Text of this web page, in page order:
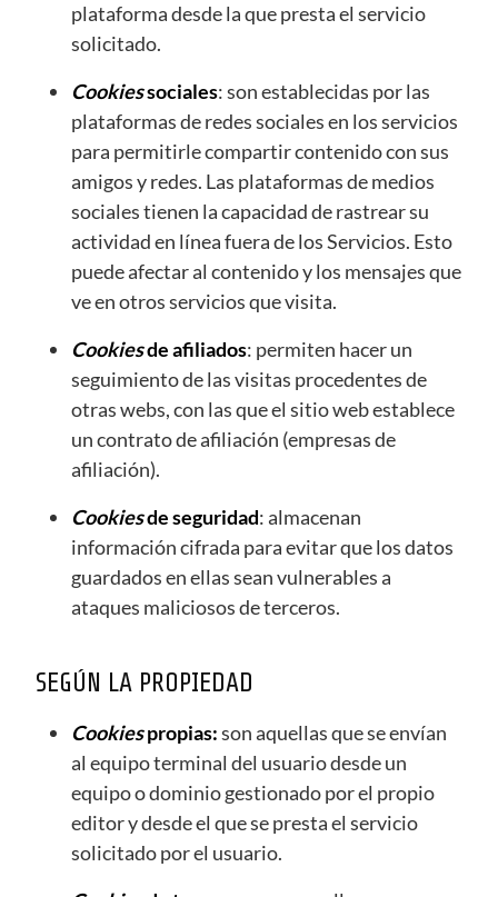
plataforma desde la que presta el servicio
solicitado.
Cookiessociales: son establecidas por las
plataformas de redes sociales en los servicios
para permitirle compartir contenido con sus
amigos y redes. Las plataformas de medios
sociales tienen la capacidad de rastrear su
actividad en línea fuera de los Servicios. Esto
puede afectar al contenido y los mensajes que
ve en otros servicios que visita.
Cookiesde afiliados: permiten hacer un
seguimiento de las visitas procedentes de
otras webs, con las que el sitio web establece
un contrato de afiliación (empresas de
afiliación).
Cookiesde seguridad: almacenan
información cifrada para evitar que los datos
guardados en ellas sean vulnerables a
ataques maliciosos de terceros.
SEGÚN LA PROPIEDAD
Cookiespropias:son aquellas que se envían
al equipo terminal del usuario desde un
equipo o dominio gestionado por el propio
editor y desde el que se presta el servicio
solicitado por el usuario.